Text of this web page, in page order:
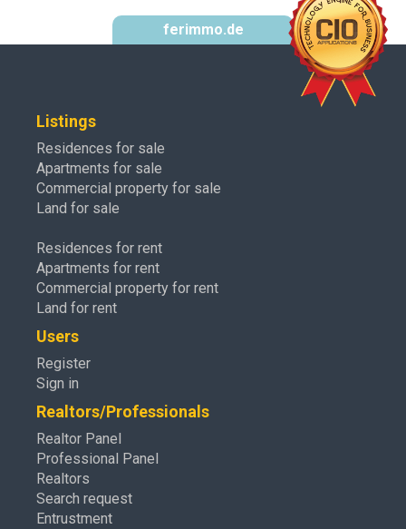
ferimmo.de
Listings
Residences for sale
Apartments for sale
Commercial property for sale
Land for sale
Residences for rent
Apartments for rent
Commercial property for rent
Land for rent
Users
Register
Sign in
Realtors/Professionals
Realtor Panel
Professional Panel
Realtors
Search request
Entrustment